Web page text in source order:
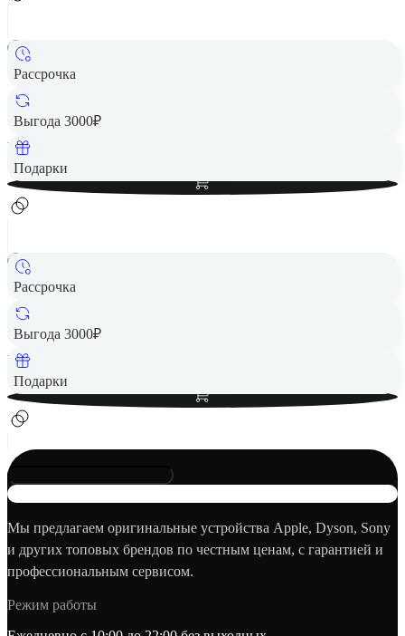
Рассрочка
Выгода 3000₽
Подарки
2 490 ₽
Вернем до
Рассрочка
Выгода 3000₽
Подарки
Беспроводная акустика JBL GO 4 Pink
2 490 ₽
Вернем до
Мы предлагаем оригинальные устройства Apple, Dyson, Sony
и других топовых брендов по честным ценам, с гарантией и
профессиональным сервисом.
Режим работы